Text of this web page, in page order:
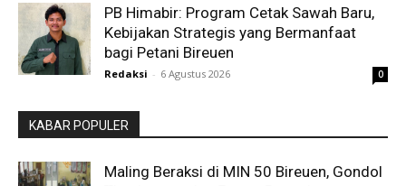
PB Himabir: Program Cetak Sawah Baru,
Kebijakan Strategis yang Bermanfaat
bagi Petani Bireuen
Redaksi - 6 Agustus 2026 0
KABAR POPULER
Maling Beraksi di MIN 50 Bireuen, Gondol